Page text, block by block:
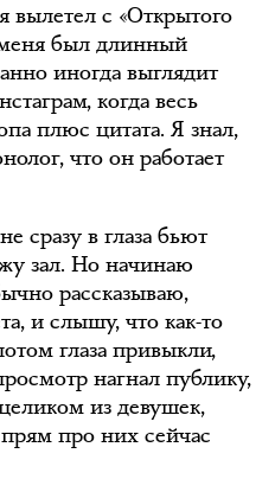
вылетел с «Открытого
был длинный
иногда выглядит
когда весь
плюс цитата. Я знал,
что он работает
сразу в глаза бьют
зал. Но начинаю
рассказываю,
и слышу, что как-то
глаза привыкли,
нагнал публику,
из девушек,
про них сейчас